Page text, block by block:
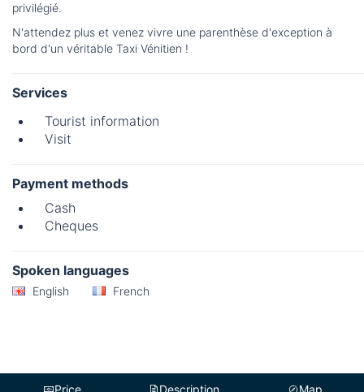
Price Description Map
privilégié.
N'attendez plus et venez vivre une parenthèse d'exception à
bord d'un véritable Taxi Vénitien !
Services
Tourist information
Visit
Payment methods
Cash
Cheques
Spoken languages
English French